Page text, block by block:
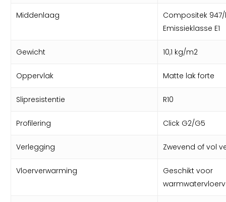
Middenlaag
Compositek
Emissieklasse E1
Gewicht 10,1 kg/m2
Oppervlak Matte lak forte
Slipresistentie R10
Profilering Click G2/G5
Verlegging Zwevend of vol
Vloerverwarming
Geschikt voor